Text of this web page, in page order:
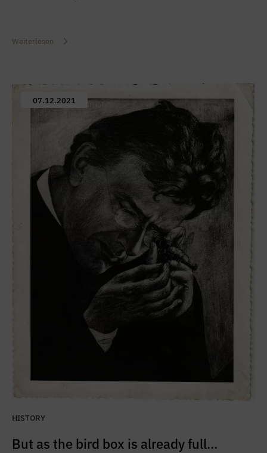
Weiterlesen
07.12.2021
HISTORY
But as the bird box is already full...